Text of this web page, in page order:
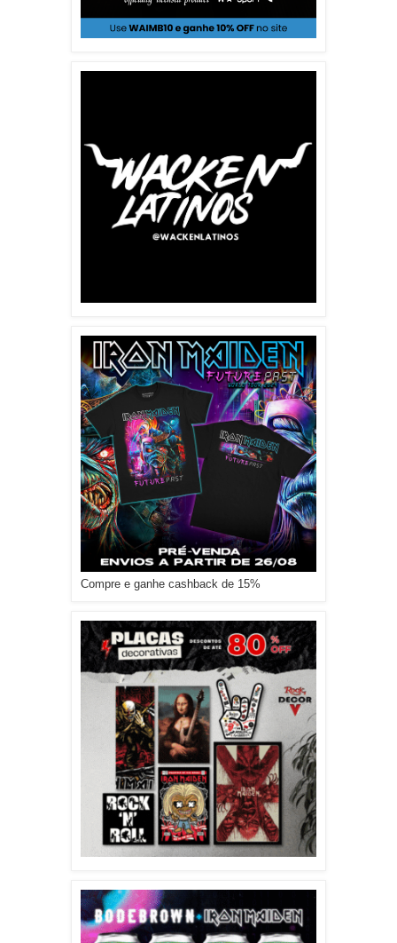
Compre e ganhe cashback de 15%